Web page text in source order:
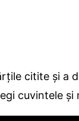
citite și a
cuvintele